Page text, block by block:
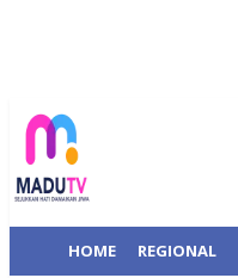
HOME REGIONAL